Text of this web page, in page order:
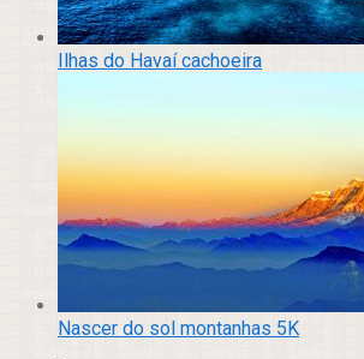
Ilhas do Havaí cachoeira
Nascer do sol montanhas 5K